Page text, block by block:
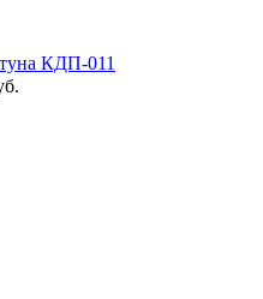
КДП-011